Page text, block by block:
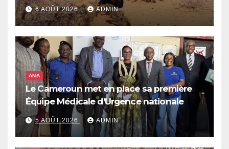
de réponse face à la menace d’El Niño,
qui pourrait plonger des dizaines de
millions de personnes dans l’insécurité
alimentaire aiguë
6 AOÛT 2026 ADMIN
AMA
Le Cameroun met en place sa première
Équipe Médicale d’Urgence nationale
5 AOÛT 2026 ADMIN